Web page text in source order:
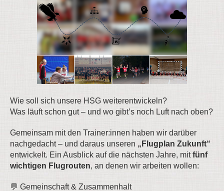
Wie soll sich unsere HSG weiterentwickeln?
Was läuft schon gut – und wo gibt’s noch Luft nach oben?
Gemeinsam mit den Trainer:innen haben wir darüber
nachgedacht – und daraus unseren „Flugplan Zukunft“
entwickelt. Ein Ausblick auf die nächsten Jahre, mitfünf
wichtigen Flugrouten, an denen wir arbeiten wollen:
💬 Gemeinschaft & Zusammenhalt